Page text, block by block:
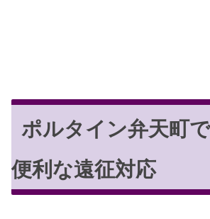
ポルタイン弁天町
便利な遠征対応